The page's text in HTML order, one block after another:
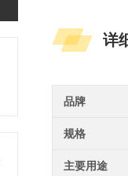
详
品牌
规格
主要用途